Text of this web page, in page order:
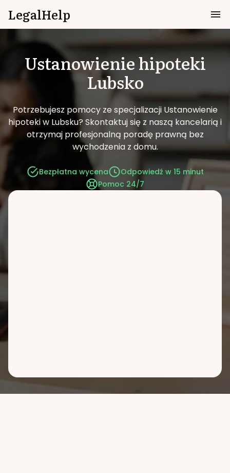
LegalHelp
Ustanowienie hipoteki
Lubsko
Potrzebujesz pomocy ze specjalizacji Ustanowienie
hipoteki w Lubsku? Skontaktuj się z naszą kancelarią i
otrzymaj profesjonalną poradę prawną bez
wychodzenia z domu.
Bezpłatna wycena
Odpowiedź w 15 minut
Pomoc 24/7